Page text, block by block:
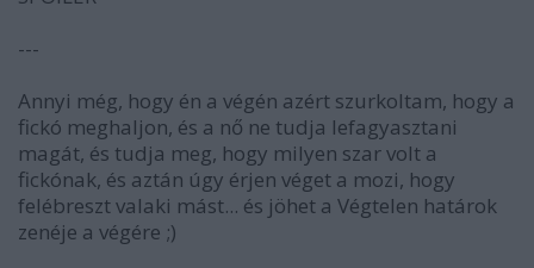
---
Annyi még, hogy én a végén azért szurkoltam, hogy a
fickó meghaljon, és a nő ne tudja lefagyasztani
magát, és tudja meg, hogy milyen szar volt a
fickónak, és aztán úgy érjen véget a mozi, hogy
felébreszt valaki mást... és jöhet a Végtelen határok
zenéje a végére ;)